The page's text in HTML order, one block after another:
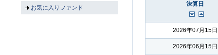
決算日
2026年07月15日
2026年06月15日
お気に入りファンド